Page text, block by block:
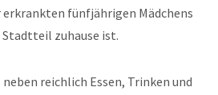
erkrankten fünfjährigen Mädchens
zuhause ist.
reichlich Essen, Trinken und